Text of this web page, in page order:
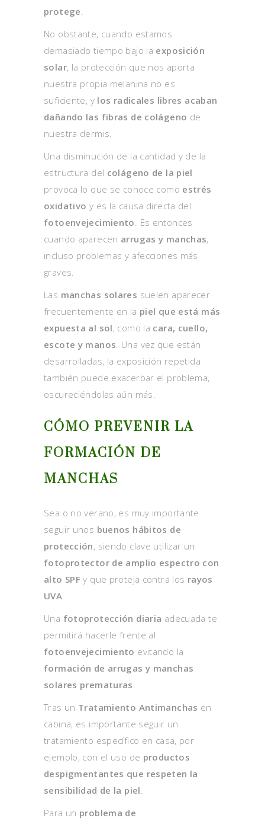
protege.
No obstante, cuando estamos
demasiado tiempo bajo la exposición
solar, la protección que nos aporta
nuestra propia melanina no es
suficiente, y los radicales libres acaban
dañando las fibras de colágeno de
nuestra dermis.
Una disminución de la cantidad y de la
estructura del colágeno de la piel
provoca lo que se conoce como estrés
oxidativo y es la causa directa del
fotoenvejecimiento. Es entonces
cuando aparecen arrugas y manchas,
incluso problemas y afecciones más
graves.
Las manchas solares suelen aparecer
frecuentemente en la piel que está más
expuesta al sol, como la cara, cuello,
escote y manos. Una vez que están
desarrolladas, la exposición repetida
también puede exacerbar el problema,
oscureciéndolas aún más.
CÓMO PREVENIR LA
FORMACIÓN DE
MANCHAS
Sea o no verano, es muy importante
seguir unos buenos hábitos de
protección, siendo clave utilizar un
fotoprotector de amplio espectro con
alto SPFy que proteja contra los rayos
UVA.
Una fotoprotección diaria adecuada te
permitirá hacerle frente al
fotoenvejecimiento evitando la
formación de arrugas y manchas
solares prematuras.
Tras un Tratamiento Antimanchas en
cabina, es importante seguir un
tratamiento específico en casa, por
ejemplo, con el uso de productos
despigmentantes que respeten la
sensibilidad de la piel.
Para un problema de